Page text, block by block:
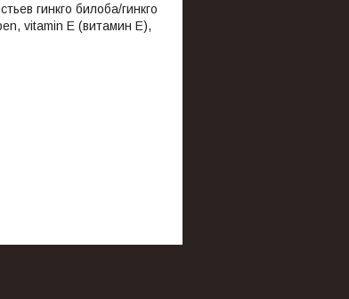
гинкго билоба/гинкго
vitamin E (витамин Е),